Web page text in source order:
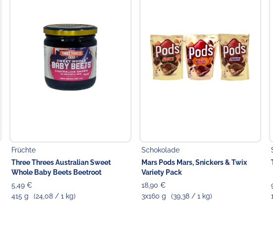
Früchte
Three Threes Australian Sweet
Whole Baby Beets Beetroot
5,49 €
415 g
(24,08 / 1 kg)
Schokolade
Mars Pods Mars, Snickers & Twix
Variety Pack
18,90 €
3x160 g
(39,38 / 1 kg)